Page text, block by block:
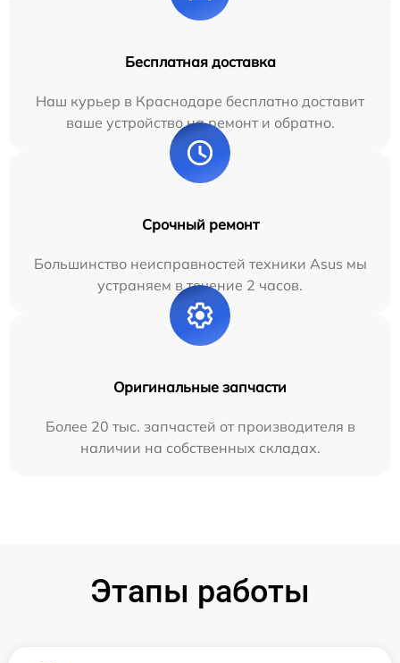
Бесплатная доставка
Наш курьер в Краснодаре бесплатно доставит
ваше устройство на ремонт и обратно.
Срочный ремонт
Большинство неисправностей техники Asus мы
устраняем в течение 2 часов.
Оригинальные запчасти
Более 20 тыс. запчастей от производителя в
наличии на собственных складах.
Этапы работы